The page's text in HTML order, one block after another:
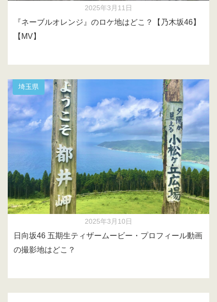
2025年3月11日
『ネーブルオレンジ』のロケ地はどこ？【乃木坂46】
【MV】
埼玉県
2025年3月10日
日向坂46 五期生ティザームービー・プロフィール動画
の撮影地はどこ？